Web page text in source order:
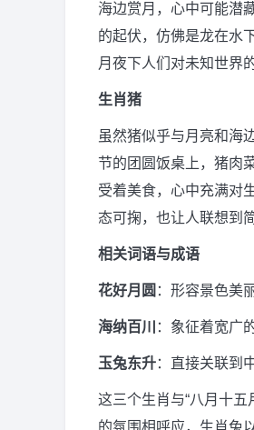
海边赏月，心中可能潜
的起伏，仿佛是龙在水
月夜下人们对未知世界
生肖猪
虽然猪似乎与月亮和海
节的团圆饭桌上，猪肉
受着美食，心中充满对
态可掬，也让人联想到
相关词语与成语
花好月圆 ：形容景色美
海纳百川 ：象征着宽广
玉兔东升：直接关联到
这三个生肖与“八月十
的氛围相呼应，生肖兔